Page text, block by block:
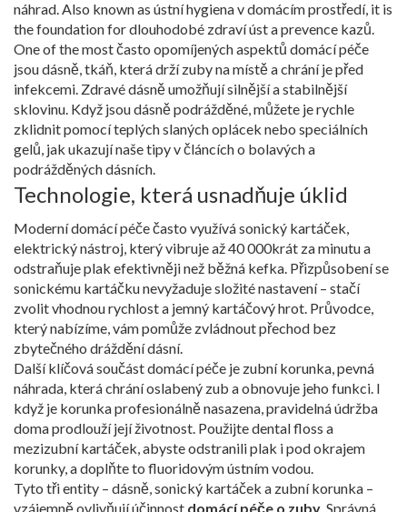
náhrad. Also known as ústní hygiena v domácím prostředí, it is
the foundation for dlouhodobé zdraví úst a prevence kazů.
One of the most často opomíjených aspektů domácí péče
jsoudásně,tkáň, která drží zuby na místě a chrání je před
infekcemi. Zdravé dásně umožňují silnější a stabilnější
sklovinu. Když jsou dásně podrážděné, můžete je rychle
zklidnit pomocí teplých slaných oplácek nebo speciálních
gelů, jak ukazují naše tipy v článcích o bolavých a
podrážděných dásních.
Technologie, která usnadňuje úklid
Moderní domácí péče často využívásonický kartáček,
elektrický nástroj, který vibruje až 40 000krát za minutu a
odstraňuje plak efektivněji než běžná kefka. Přizpůsobení se
sonickému kartáčku nevyžaduje složité nastavení – stačí
zvolit vhodnou rychlost a jemný kartáčový hrot. Průvodce,
který nabízíme, vám pomůže zvládnout přechod bez
zbytečného dráždění dásní.
Další klíčová součást domácí péče je zubní korunka,pevná
náhrada, která chrání oslabený zub a obnovuje jeho funkci. I
když je korunka profesionálně nasazena, pravidelná údržba
doma prodlouží její životnost. Použijte dental floss a
mezizubní kartáček, abyste odstranili plak i pod okrajem
korunky, a doplňte to fluoridovým ústním vodou.
Tyto tři entity – dásně, sonický kartáček a zubní korunka –
vzájemně ovlivňují účinnost domácí péče o zuby. Správná